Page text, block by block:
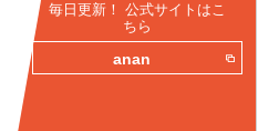
毎日更新！ 公式サイトはこ
ちら
anan